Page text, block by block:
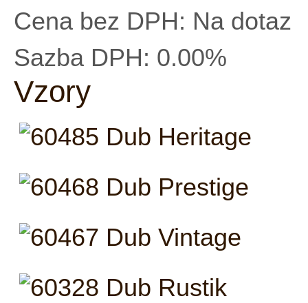
Cena bez DPH: Na dotaz
Sazba DPH: 0.00%
Vzory